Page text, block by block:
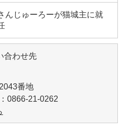
んじゅーろーが猫城主に就
合わせ先
番地
0866-21-0262